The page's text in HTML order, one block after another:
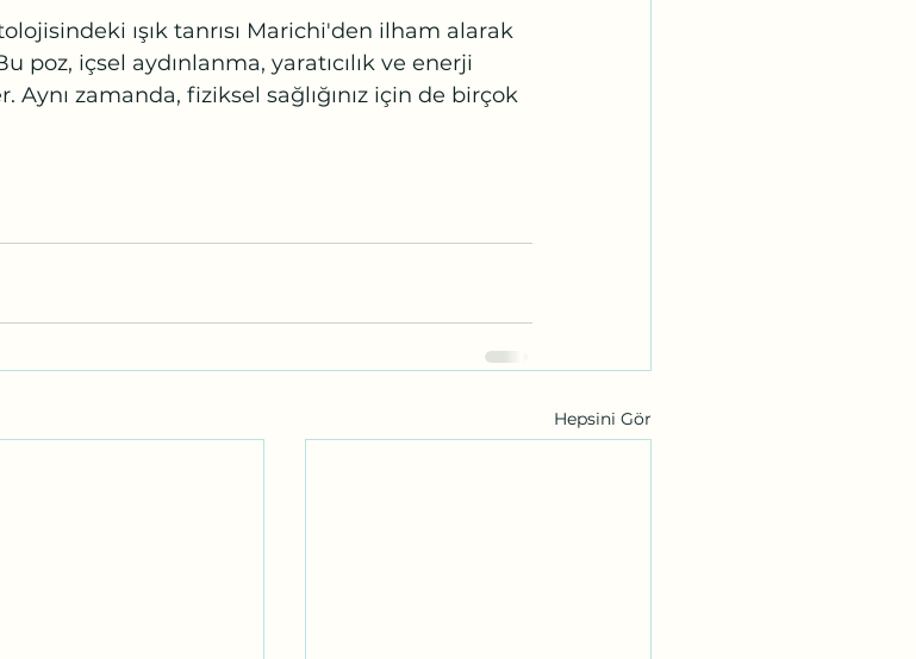
ışık tanrısı Marichi'den ilham alarak
içsel aydınlanma, yaratıcılık ve enerji
Aynı zamanda, fiziksel sağlığınız için de birçok
Hepsini Gör